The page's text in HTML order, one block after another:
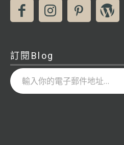
訂閱Blog
輸入你的電子郵件地址…